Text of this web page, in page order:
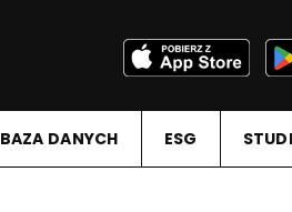
BAZA DANYCH ESG